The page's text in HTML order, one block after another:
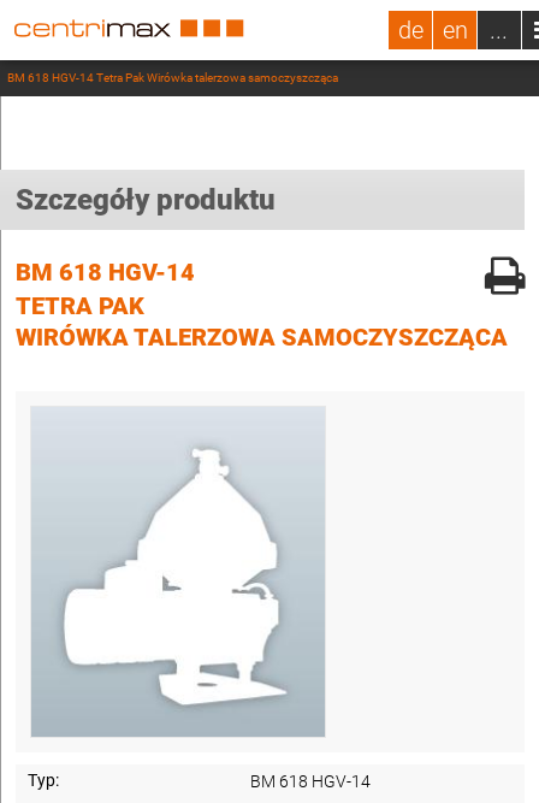
de en ...
BM 618 HGV-14 Tetra Pak Wirówka talerzowa samoczyszcząca
Szczegóły produktu
BM 618 HGV-14
TETRA PAK
WIRÓWKA TALERZOWA SAMOCZYSZCZĄCA
Typ:
BM 618 HGV-14